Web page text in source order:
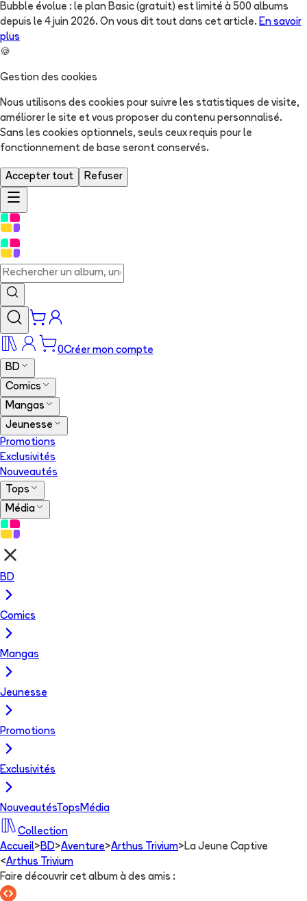
Bubble évolue : le plan Basic (gratuit) est limité à 500 albums
depuis le 4 juin 2026. On vous dit tout dans cet article. En savoir
plus
🍪
Gestion des cookies
Nous utilisons des cookies pour suivre les statistiques de visite,
améliorer le site et vous proposer du contenu personnalisé.
Sans les cookies optionnels, seuls ceux requis pour le
fonctionnement de base seront conservés.
Accepter tout Refuser
0Créer mon compte
BD
Comics
Mangas
Jeunesse
Promotions
Exclusivités
Nouveautés
Tops
Média
BD
Comics
Mangas
Jeunesse
Promotions
Exclusivités
NouveautésTops Média
Collection
Accueil> BD>Aventure>Arthus Trivium> La Jeune Captive
<Arthus Trivium
Faire découvrir cet album à des amis :